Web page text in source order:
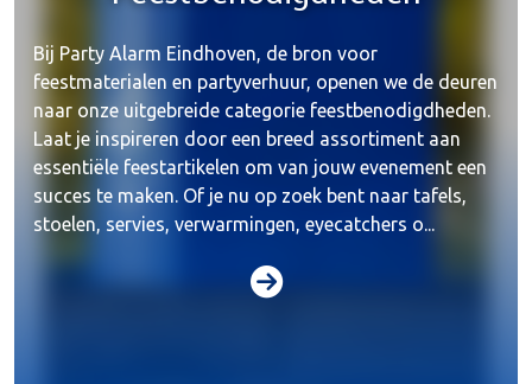
Bij Party Alarm Eindhoven, de bron voor
feestmaterialen en partyverhuur, openen we de deuren
naar onze uitgebreide categorie feestbenodigdheden.
Laat je inspireren door een breed assortiment aan
essentiële feestartikelen om van jouw evenement een
succes te maken. Of je nu op zoek bent naar tafels,
stoelen, servies, verwarmingen, eyecatchers o...